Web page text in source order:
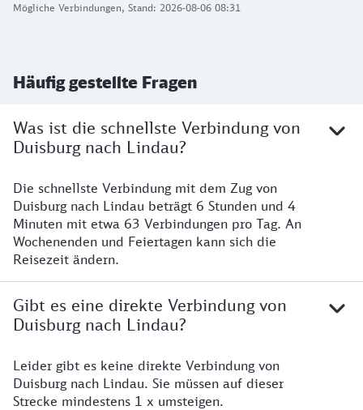
Mögliche Verbindungen, Stand: 2026-08-06 08:31
Häufig gestellte Fragen
Was ist die schnellste Verbindung von
Duisburg nach Lindau?
Die schnellste Verbindung mit dem Zug von
Duisburg nach Lindau beträgt 6 Stunden und 4
Minuten mit etwa 63 Verbindungen pro Tag. An
Wochenenden und Feiertagen kann sich die
Reisezeit ändern.
Gibt es eine direkte Verbindung von
Duisburg nach Lindau?
Leider gibt es keine direkte Verbindung von
Duisburg nach Lindau. Sie müssen auf dieser
Strecke mindestens 1 x umsteigen.